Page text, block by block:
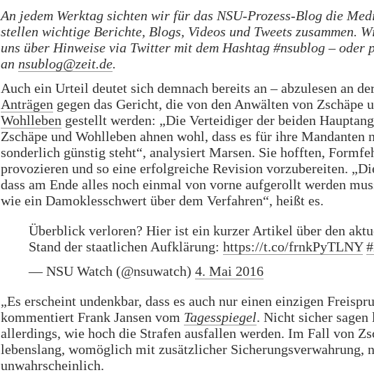
An jedem Werktag sichten wir für das NSU-Prozess-Blog die
stellen wichtige Berichte, Blogs, Videos und Tweets zusammen.
uns über Hinweise via Twitter mit dem Hashtag #nsublog – oder
an nsublog@zeit.de.
Auch ein Urteil deutet sich demnach bereits an – abzulesen an
Anträgen gegen das Gericht, die von den Anwälten von Zschäpe
Wohlleben gestellt werden: „Die Verteidiger der beiden
Zschäpe und Wohlleben ahnen wohl, dass es für ihre Mandanten
sonderlich günstig steht“, analysiert Marsen. Sie hofften,
provozieren und so eine erfolgreiche Revision vorzubereiten.
dass am Ende alles noch einmal von vorne aufgerollt werden
wie ein Damoklesschwert über dem Verfahren“, heißt es.
Überblick verloren? Hier ist ein kurzer Artikel über den
Stand der staatlichen Aufklärung: https://t.co/frnkPyTLNY
— NSU Watch (@nsuwatch) 4. Mai 2016
„Es erscheint undenkbar, dass es auch nur einen einzigen
kommentiert Frank Jansen vom Tagesspiegel. Nicht sicher sagen
allerdings, wie hoch die Strafen ausfallen werden. Im Fall von
lebenslang, womöglich mit zusätzlicher Sicherungsverwahrung,
unwahrscheinlich.